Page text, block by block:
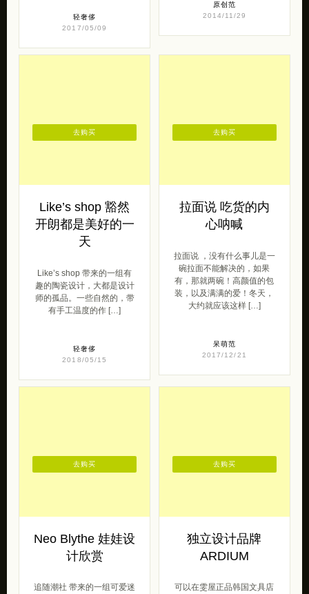
轻奢侈
2017/05/09
原创范
2014/11/29
Like’s shop 豁然
开朗都是美好的一
天
Like’s shop 带来的一组有
趣的陶瓷设计，大都是设计
师的孤品。一些自然的，带
有手工温度的作 […]
轻奢侈
2018/05/15
去购买
拉面说 吃货的内
心呐喊
拉面说 ，没有什么事儿是一
碗拉面不能解决的，如果
有，那就两碗！高颜值的包
装，以及满满的爱！冬天，
大约就应该这样 […]
呆萌范
2017/12/21
去购买
Neo Blythe 娃娃设
计欣赏
追随潮社 带来的一组可爱迷
去购买
独立设计品牌
ARDIUM
可以在雯屋正品韩国文具店
去购买